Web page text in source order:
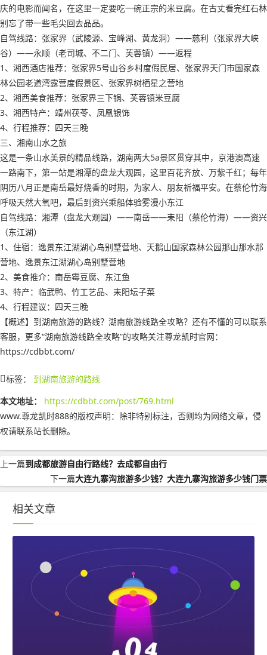
庆的电影而闻名，在这里一定要吃一碗正宗的米豆腐。在古丈看完红石林
别忘了带一些毛尖回去品品。
自驾线路：张家界（武陵源、宝峰湖、黄龙洞）——慈利（张家界大峡
谷）——永顺（老司城、不二门、芙蓉镇）——返程
1、湘西酒店推荐：张家界5号山谷乡村度假民居、张家界天门市国家森
林公园老道湾露营度假景区、张家界树栖星之营地
2、湘西美食推荐：张家界三下锅、芙蓉镇米豆腐
3、湘西特产：靖州茯苓、凤凰银饰
4、行程推荐：四天三晚
三、湘南山水之旅
这是一条山水美景的精品线路，湖南两大5a景区贯穿其中，京港澳高速
一路南下，第一站是湘潭的盘龙大观园，这里百花齐放、万紫千红；每年
阴历八月正是南岳最好烧香的时期，为家人、朋友祈福平安。在蔡伦竹海
呼吸天然大氧吧，最后到资兴乘船体验雾漫小东江
自驾线路：湘潭（盘龙大观园）——南岳——耒阳（蔡伦竹海）——资兴
（东江湖）
1、住宿：逸景东江湖湖心岛别墅营地、天鹅山国家森林公园那山那水那
营地、逸景东江湖湖心岛别墅营地
2、美食推介：南岳霉豆腐、东江鱼
3、特产：临武鸭、竹工艺品、耒阳坛子菜
4、行程建议：四天三晚
【概述】到湖南旅游的路线？湖南旅游线路全攻略？还有不懂的可以联系
客服，更多“湖南旅游线路全攻略”的攻略关注尊龙凯时官网：
https://cdbbt.com/
标签： 到湖南旅游的路线
本文地址：
https://cdbbt.com/post/769.html
www.尊龙凯时888的版权声明： 除非特别标注，否则均为网络文章，侵
权请联系站长删除。
上一篇到成都旅游自由行路线？去成都自由行
下一篇大连九寨沟旅游多少钱？大连九寨沟旅游多少钱门票
相关文章